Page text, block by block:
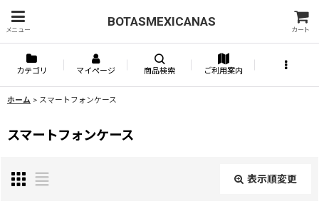
メニュー
BOTASMEXICANAS
カート
カテゴリ マイページ 商品検索 ご利用案内
ホーム > スマートフォンケース
スマートフォンケース
表示順変更